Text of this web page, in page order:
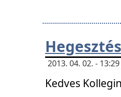
2013. 04. 02. -
Kedves